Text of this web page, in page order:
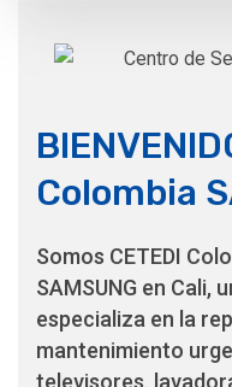
Colombia
Somos CETEDI
SAMSUNG en Cali,
especializa en la
mantenimiento
televisores,